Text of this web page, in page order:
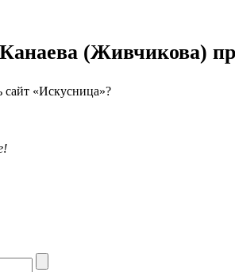
(Живчикова)
сайт «Искусница»?